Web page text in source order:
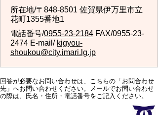
所在地/〒848-8501 佐賀県伊万里市立
花町1355番地1
電話番号/0955-23-2184 FAX/0955-23-
2474 E-mail/ kigyou-
shoukou@city.imari.lg.jp
回答が必要なお問い合わせは、こちらの「お問合わせ
先」へお問い合わせください。メールでお問い合わせ
の際は、氏名・住所・電話番号をご記入ください。